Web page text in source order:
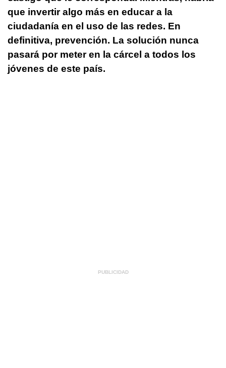
que invertir algo más en educar a la
ciudadanía en el uso de las redes. En
definitiva, prevención. La solución nunca
pasará por meter en la cárcel a todos los
jóvenes de este país.